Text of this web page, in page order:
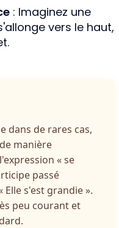
: Imaginez une
vers le haut,
dans de rares cas,
manière
« se
passé
Elle s'est grandie ».
peu courant et